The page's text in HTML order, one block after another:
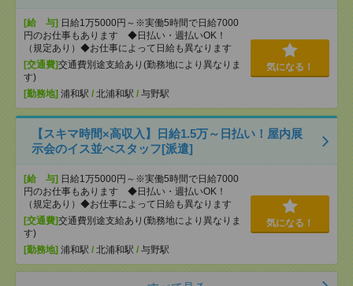
[給 与] 日給1万5000円～※実働5時間で日給7000
円のお仕事もあります ◆日払い・週払いOK！
（規定あり）◆お仕事によって日給も異なります
[交通費]交通費別途支給あり(勤務地により異なりま
す)
[勤務地] 浦和駅 / 北浦和駅 / 与野駅
気になる！
【スキマ時間×高収入】日給1.5万～日払い！屋内展
示会のイス並べスタッフ[派遣]
[給 与] 日給1万5000円～※実働5時間で日給7000
円のお仕事もあります ◆日払い・週払いOK！
（規定あり）◆お仕事によって日給も異なります
[交通費]交通費別途支給あり(勤務地により異なりま
す)
[勤務地] 浦和駅 / 北浦和駅 / 与野駅
気になる！